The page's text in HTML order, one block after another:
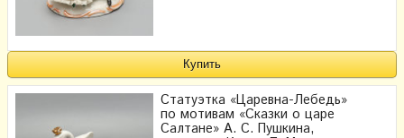
Статуэтка «Царевна-Лебедь»
по мотивам «Сказки о царе
Салтане» А. С. Пушкина,